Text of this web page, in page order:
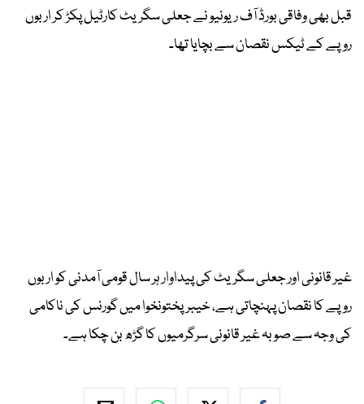
قبل بھی وفاقی بورڈ آف ریونیو نے جعلی سگریٹ کارٹیل پکڑ کر اربوں
روپے کے ٹیکس نقصان سے بچایا تھا۔
غیر قانونی اور جعلی سگریٹ کی پیداوار ہر سال قومی آمدنی کو اربوں
روپے کا نقصان پہنچاتی ہے، خیبرپختونخوا میں گورنس کی ناکامی
کی وجہ سے صوبہ غیر قانونی سرگرمیوں کا گڑھ بن چکا ہے۔